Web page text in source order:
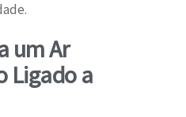
um Ar
Ligado a